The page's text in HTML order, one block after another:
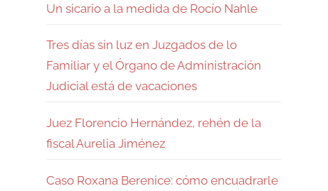
Un sicario a la medida de Rocío Nahle
Tres días sin luz en Juzgados de lo
Familiar y el Órgano de Administración
Judicial está de vacaciones
Juez Florencio Hernández, rehén de la
fiscal Aurelia Jiménez
Caso Roxana Berenice: cómo encuadrarle